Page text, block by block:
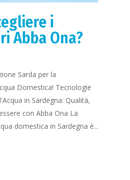
i
Abba Ona?
Sarda per la
Domestica! Tecnologie
in Sardegna: Qualità,
con Abba Ona La
domestica in Sardegna è...